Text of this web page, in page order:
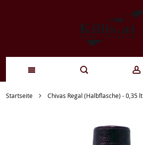
Zum
Startseite Chivas Regal (Halbflasche) - 0,35 lt